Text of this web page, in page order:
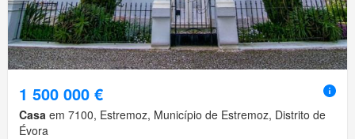
1 500 000 €
Casa em 7100, Estremoz, Município de Estremoz, Distrito de
Évora